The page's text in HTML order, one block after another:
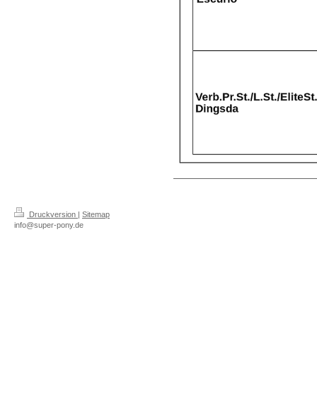
Druckversion | Sitemap
info@super-pony.de